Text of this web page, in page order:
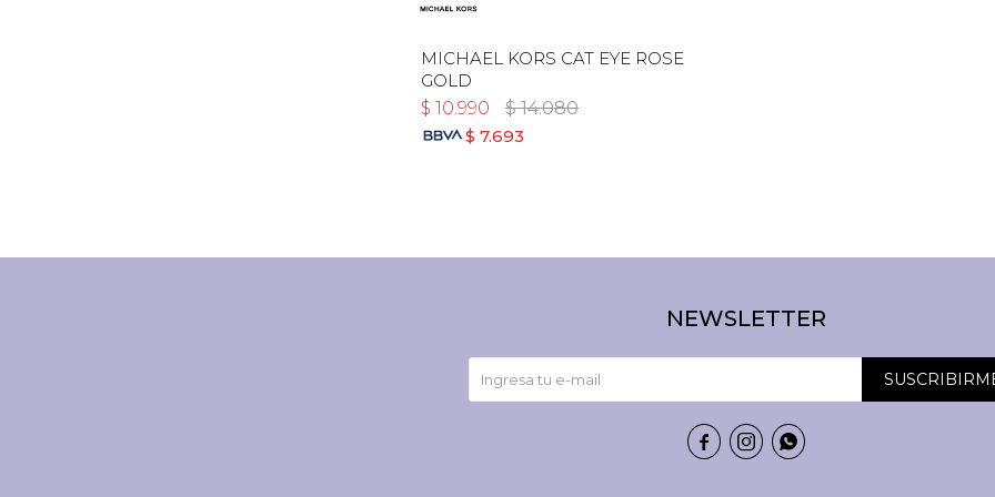
MICHAEL KORS CAT EYE ROSE
GOLD
$ 10.990 $ 14.080
$ 7.693
NEWSLETTER
  